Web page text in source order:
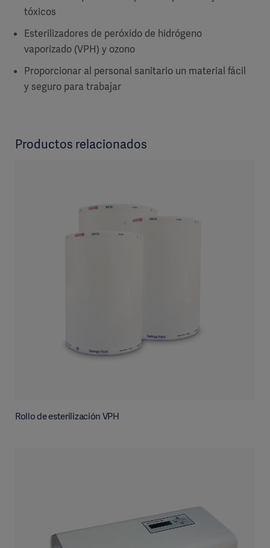
tóxicos
Esterilizadores de peróxido de hidrógeno
vaporizado (VPH) y ozono
Proporcionar al personal sanitario un material fácil
y seguro para trabajar
Productos relacionados
Rollo de esterilización VPH